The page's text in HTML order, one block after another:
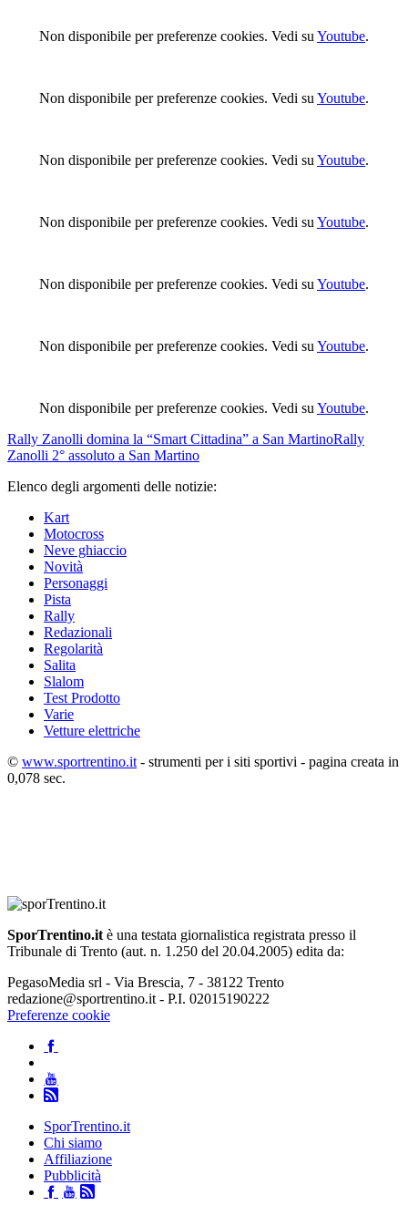
Non disponibile per preferenze cookies. Vedi su Youtube.
Non disponibile per preferenze cookies. Vedi su Youtube.
Non disponibile per preferenze cookies. Vedi su Youtube.
Non disponibile per preferenze cookies. Vedi su Youtube.
Non disponibile per preferenze cookies. Vedi su Youtube.
Non disponibile per preferenze cookies. Vedi su Youtube.
Non disponibile per preferenze cookies. Vedi su Youtube.
Rally Zanolli domina la “Smart Cittadina” a San MartinoRally
Zanolli 2° assoluto a San Martino
Elenco degli argomenti delle notizie:
Kart
Motocross
Neve ghiaccio
Novità
Personaggi
Pista
Rally
Redazionali
Regolarità
Salita
Slalom
Test Prodotto
Varie
Vetture elettriche
© www.sportrentino.it - strumenti per i siti sportivi - pagina creata in
0,078 sec.
SporTrentino.it è una testata giornalistica registrata presso il
Tribunale di Trento (aut. n. 1.250 del 20.04.2005) edita da:
PegasoMedia srl - Via Brescia, 7 - 38122 Trento
redazione@sportrentino.it - P.I. 02015190222
Preferenze cookie
SporTrentino.it
Chi siamo
Affiliazione
Pubblicità